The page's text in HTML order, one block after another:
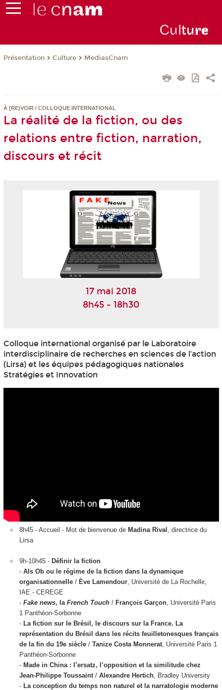
Culture
Présentation Culture MediasCnam
À (RE)VOIR / COLLOQUE INTERNATIONAL
La réalité de la fiction, ou des
relations entre fiction, narration,
discours et récit
17 mai 2018
8h45 - 18h30
Colloque international organisé par le Laboratoire
interdisciplinaire de recherches en sciences de l’action
(Lirsa) et les équipes pédagogiques nationales
Stratégies et Innovation
8h45 - Accueil - Mot de bienvenue de Madina Rival
, directrice du
Lirsa
9h-10h45 - Définir la fiction
- Als Ob ou le régime de la fiction dans la dynamique
organisationnelle / Ève Lamendour , Université de La Rochelle,
IAE - CEREGE
- Fake news, la French Touch / François Garçon , Université Paris
1 Panthéon-Sorbonne
- La fiction sur le Brésil, le discours sur la France. La
représentation du Brésil dans les récits feuilletonesques français
de la fin du 19e siècle / Tanize Costa Monnerat , Université Paris 1
Panthéon-Sorbonne
- Made in China : l’ersatz, l’opposition et la similitude chez
Jean-Philippe Toussaint / Alexandre Hertich , Bradley University
- La conception du temps non naturel et la narratologie moderne